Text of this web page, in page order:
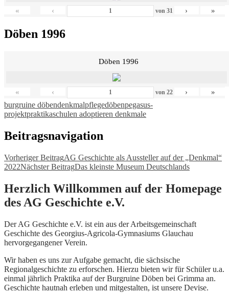
« ‹ von 31 › »
Döben 1996
Döben 1996
« ‹ von 22 › »
burgruine döbendenkmalpflegedöbenpegasus-
projektpraktikaschulen adoptieren denkmale
Beitragsnavigation
Vorheriger BeitragAG Geschichte als Aussteller auf der „Denkmal“
2022Nächster BeitragDas kleinste Museum Deutschlands
Herzlich Willkommen auf der Homepage
des AG Geschichte e.V.
Der AG Geschichte e.V. ist ein aus der Arbeitsgemeinschaft
Geschichte des Georgius-Agricola-Gymnasiums Glauchau
hervorgegangener Verein.
Wir haben es uns zur Aufgabe gemacht, die sächsische
Regionalgeschichte zu erforschen. Hierzu bieten wir für Schüler u.a.
einmal jährlich Praktika auf der Burgruine Döben bei Grimma an.
Geschichte hautnah erleben und mitgestalten, ist unsere Devise.